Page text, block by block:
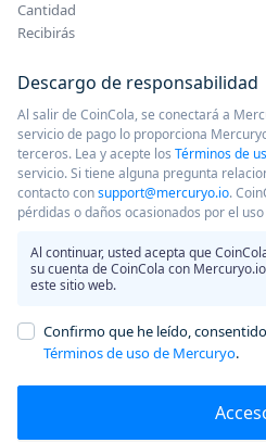
Cantidad
Recibirás
Descargo de responsabilidad
Al salir de CoinCola, se conectará a
servicio de pago lo proporciona
terceros. Lea y acepte los Términos de
servicio. Si tiene alguna pregunta
contacto consupport@mercuryo.io.
pérdidas o daños ocasionados por el
Al continuar, usted acepta que
su cuenta de CoinCola con
este sitio web.
Confirmo que he leído,
Términos de uso de Mercuryo.